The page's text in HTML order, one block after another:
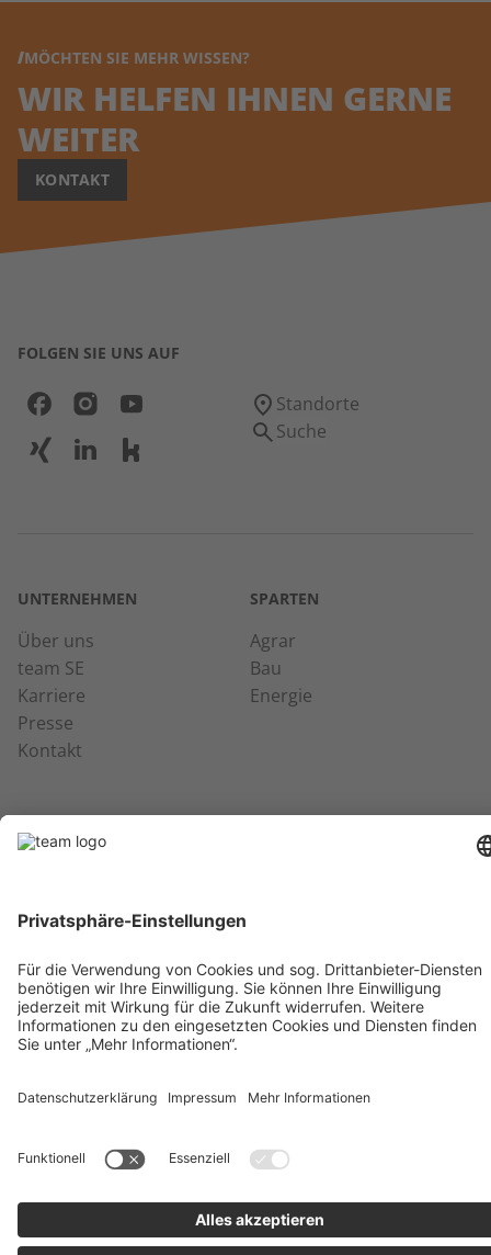
MÖCHTEN SIE MEHR WISSEN?
WIR HELFEN IHNEN GERNE
WEITER
KONTAKT
FOLGEN SIE UNS AUF
Standorte
Suche
UNTERNEHMEN
Über uns
team SE
Karriere
Presse
Kontakt
SPARTEN
Agrar
Bau
Energie
RECHTLICHES
Datenschutz
Whistleblower
Barrierefreiheitserklärung
Code of Conduct